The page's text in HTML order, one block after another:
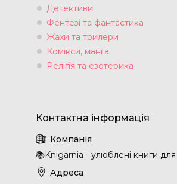
Детективи
Фентезі та фантастика
Жахи та трилери
Комікси, манга
Релігія та езотерика
📚Knigarnia - улюблені книги для